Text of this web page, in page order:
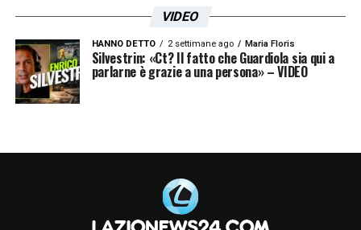
VIDEO
HANNO DETTO 2 settimane ago Maria Floris
Silvestrin: «Ct? Il fatto che Guardiola sia qui a
parlarne è grazie a una persona» – VIDEO